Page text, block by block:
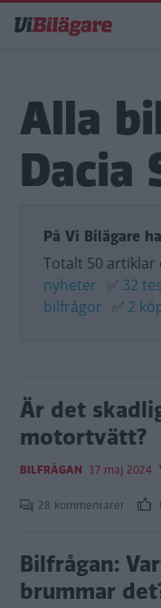
till
Alla
Dacia
På Vi Bilägare
Totalt 50 artiklar
nyheter ✅ 32
bilfrågor ✅ 2
Är det
motortvätt?
BILFRÅGAN 17 maj 2024
28 kommentarer
Bilfrågan:
brummar